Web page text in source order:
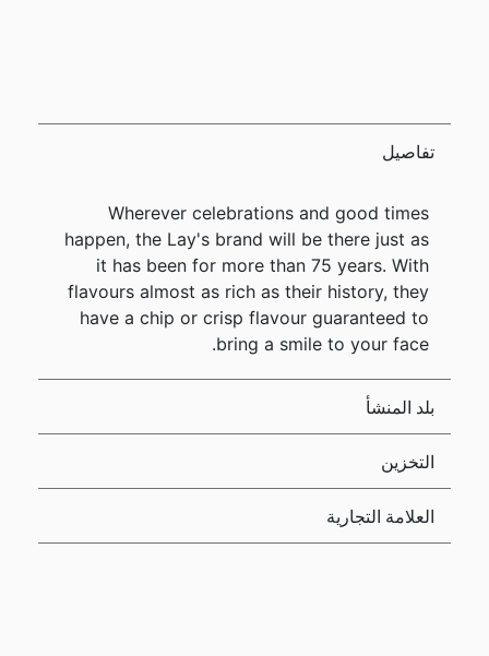
تفاصيل
Wherever celebrations and good times
happen, the Lay's brand will be there just as
it has been for more than 75 years. With
flavours almost as rich as their history, they
have a chip or crisp flavour guaranteed to
bring a smile to your face.
بلد المنشأ
التخزين
العلامة التجارية